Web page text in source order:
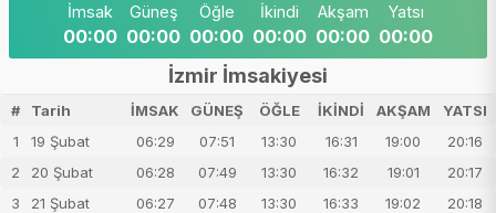
İmsak
00:00
Güneş
00:00
Öğle
00:00
İkindi
00:00
Akşam
00:00
Yatsı
00:00
İzmir İmsakiyesi
# Tarih İMSAK GÜNEŞ ÖĞLE İKİNDİ AKŞAM
YATSI
1
19 Şubat 06:29 07:51 13:30 16:31 19:00
20:16
2
20 Şubat 06:28 07:49 13:30 16:32 19:01
20:17
3
21 Şubat 06:27 07:48 13:30 16:33 19:02
20:18